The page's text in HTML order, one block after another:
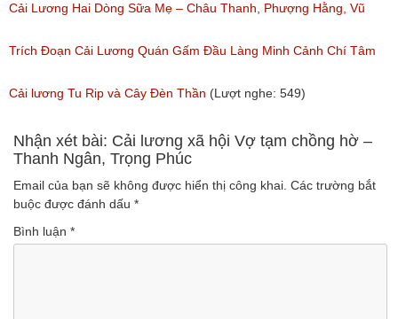
Ngân, NSƯT Vũ Linh
(Lượt nghe: 191)
Cải Lương Hai Dòng Sữa Mẹ – Châu Thanh, Phượng Hằng, Vũ
Minh Vương, Linh Vương, Phương Hồng Thủy
(Lượt nghe: 609)
Trích Đoạn Cải Lương Quán Gấm Đầu Làng Minh Cảnh Chí Tâm
(Lượt nghe: 285)
Cải lương Tu Rip và Cây Đèn Thần (Lượt nghe: 549)
Nhận xét bài: Cải lương xã hội Vợ tạm chồng hờ –
Thanh Ngân, Trọng Phúc
Email của bạn sẽ không được hiển thị công khai. Các trường bắt
buộc được đánh dấu *
Bình luận *